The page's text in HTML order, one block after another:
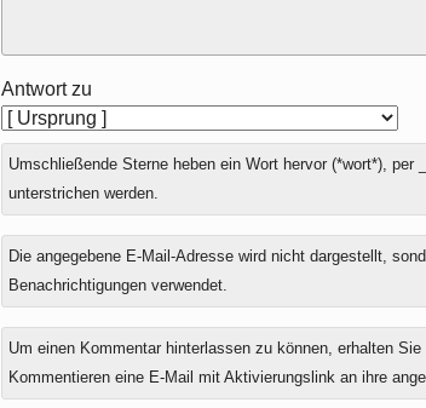
Antwort zu
Umschließende Sterne heben ein Wort hervor (*wort*), per
unterstrichen werden.
Die angegebene E-Mail-Adresse wird nicht dargestellt,
Benachrichtigungen verwendet.
Um einen Kommentar hinterlassen zu können, erhalten Sie
Kommentieren eine E-Mail mit Aktivierungslink an ihre